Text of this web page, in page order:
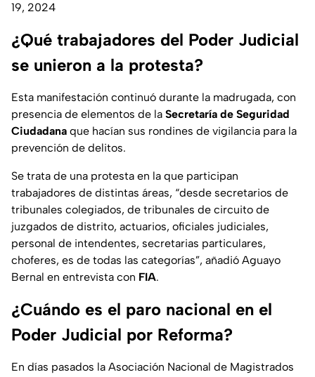
19, 2024
¿Qué trabajadores del Poder Judicial
se unieron a la protesta?
Esta manifestación continuó durante la madrugada, con
presencia de elementos de la Secretaría de Seguridad
Ciudadana que hacían sus rondines de vigilancia para la
prevención de delitos.
Se trata de una protesta en la que participan
trabajadores de distintas áreas, “desde secretarios de
tribunales colegiados, de tribunales de circuito de
juzgados de distrito, actuarios, oficiales judiciales,
personal de intendentes, secretarias particulares,
choferes, es de todas las categorías”, añadió Aguayo
Bernal en entrevista con FIA.
¿Cuándo es el paro nacional en el
Poder Judicial por Reforma?
En días pasados la Asociación Nacional de Magistrados